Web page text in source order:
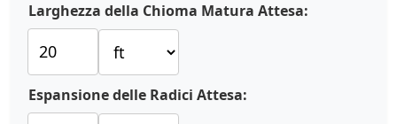
Larghezza della Chioma Matura Attesa:
Espansione delle Radici Attesa: